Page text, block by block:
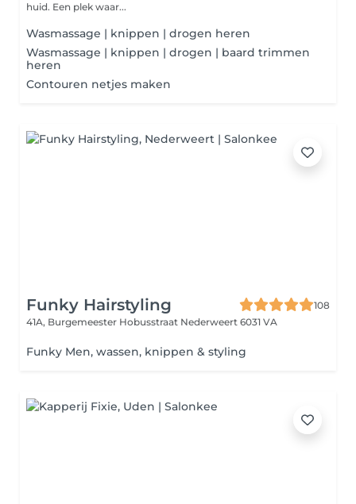
huid. Een plek waar...
Wasmassage | knippen | drogen heren
Wasmassage | knippen | drogen | baard trimmen
heren
Contouren netjes maken
Funky Hairstyling
108
41A, Burgemeester Hobusstraat Nederweert 6031 VA
Funky Men, wassen, knippen & styling